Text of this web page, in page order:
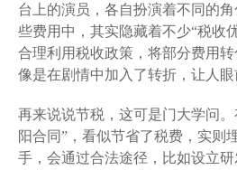
台上的演员，各自扮演着不同的
些费用中，其实隐藏着不少“税收
合理利用税收政策，将部分费用
像是在剧情中加入了转折，让人眼
再来说说节税，这可是门大学问
阳合同”，看似节省了税费，实则
手，会通过合法途径，比如设立